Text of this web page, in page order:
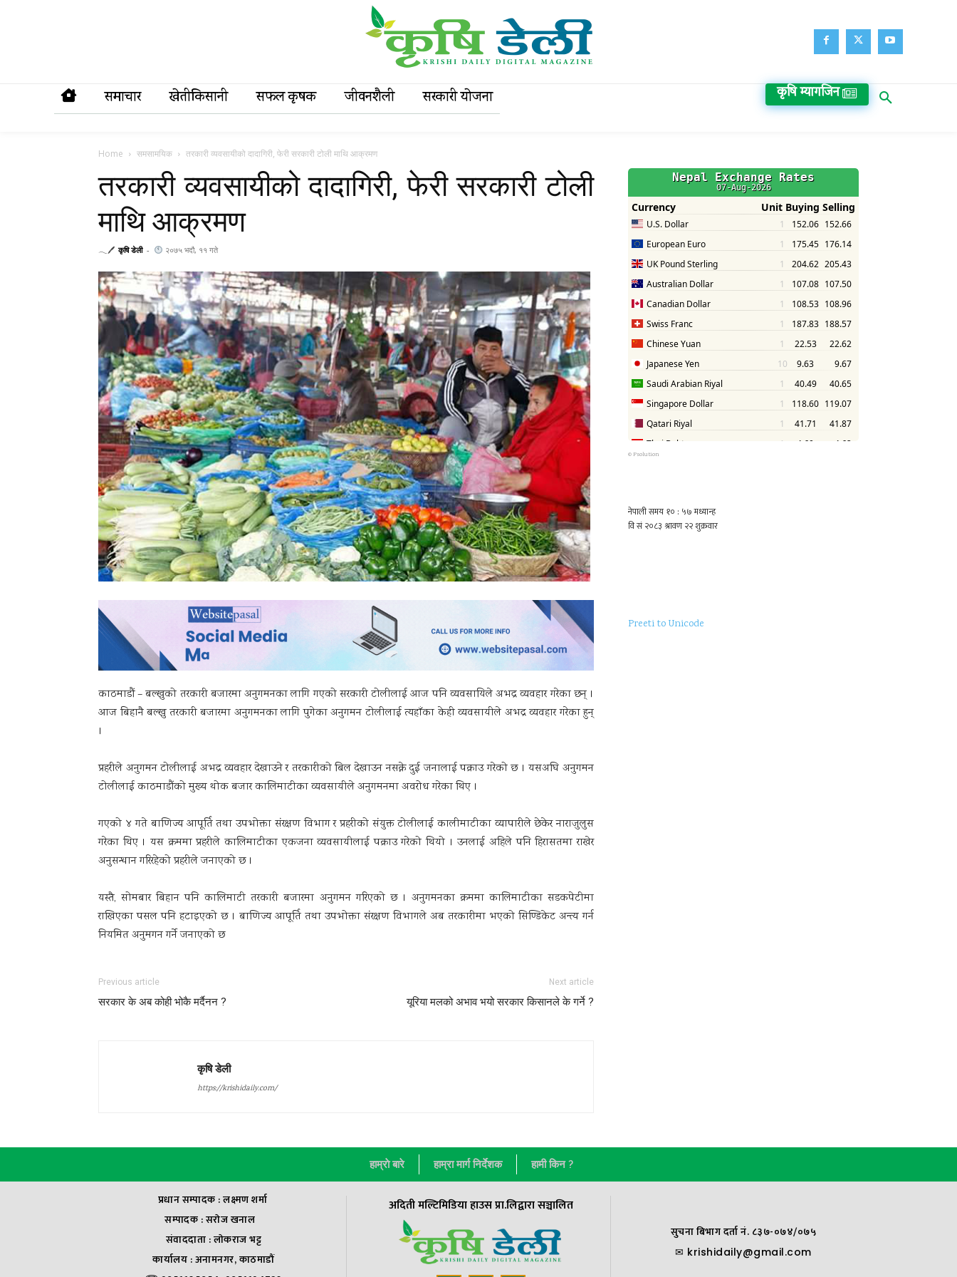
समाचार खेतीकिसानी सफल कृषक जीवनशैली सरकारी याेजना कृषि म्यागजिन
Home समसामयिक तरकारी व्यवसायीको दादागिरी, फेरी सरकारी टोली माथि आक्रमण
तरकारी व्यवसायीको दादागिरी, फेरी सरकारी टोली
माथि आक्रमण
𓂃🖊 कृषि डेली - २०७५ भदौ, ११ गते
काठमाडौं – बल्खुको तरकारी बजारमा अनुगमनका लागि गएको सरकारी टोलीलाई आज पनि व्यवसायिले अभद्र व्यवहार गरेका छन् ।
आज बिहानै बल्खु तरकारी बजारमा अनुगमनका लागि पुगेका अनुगमन टोलीलाई त्यहाँका केही व्यवसायीले अभद्र व्यवहार गरेका हुन्
।
प्रहरीले अनुगमन टोलीलाई अभद्र व्यवहार देखाउने र तरकारीको बिल देखाउन नसक्ने दुई जनालाई पक्राउ गरेको छ । यसअघि अनुगमन
टोलीलाई काठमाडौंको मुख्य थोक बजार कालिमाटीका व्यवसायीले अनुगमनमा अवरोध गरेका थिए ।
गएको ४ गते बाणिज्य आपूर्ति तथा उपभोक्ता संरक्षण विभाग र प्रहरीको संयुक्त टोलीलाई कालीमाटीका व्यापारीले छेकेर नाराजुलुस
गरेका थिए । यस क्रममा प्रहरीले कालिमाटीका एकजना व्यवसायीलाई पक्राउ गरेको थियो । उनलाई अहिले पनि हिरासतमा राखेर
अनुसन्धान गरिरहेको प्रहरीले जनाएको छ ।
यस्तै, सोमबार बिहान पनि कालिमाटी तरकारी बजारमा अनुगमन गरिएको छ । अनुगमनका क्रममा कालिमाटीका सडकपेटीमा
राखिएका पसल पनि हटाइएको छ । बाणिज्य आपूर्ति तथा उपभोक्ता संरक्षण विभागले अब तरकारीमा भएको सिण्डिकेट अन्त्य गर्न
नियमित अनुमगन गर्ने जनाएको छ
Previous article
सरकार के अब कोही भोकै मर्दैनन ?
Next article
यूरिया मलको अभाव भयो सरकार किसानले के गर्ने ?
कृषि डेली
https://krishidaily.com/
© Psolution
Preeti to Unicode
हाम्राे बारे हाम्रा मार्ग निर्देशक हामी किन ?
प्रधान सम्पादक : लक्ष्मण शर्मा
सम्पादक : सराेज खनाल
संवाददाता : लाेकराज भट्ट
कार्यालय : अनामनगर, काठमाडौं
अदिती मल्टिमिडिया हाउस प्रा.लिद्वारा सञ्चालित
सुचना बिभाग दर्ता नं. ८३७-०७४/०७५
✉ krishidaily@gmail.com